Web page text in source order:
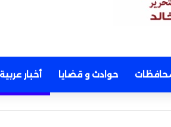
حوادث و قضايا أخبار عربية